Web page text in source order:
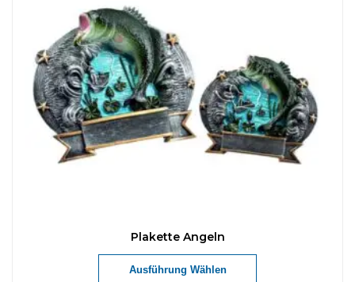
Plakette Angeln
Ausführung Wählen